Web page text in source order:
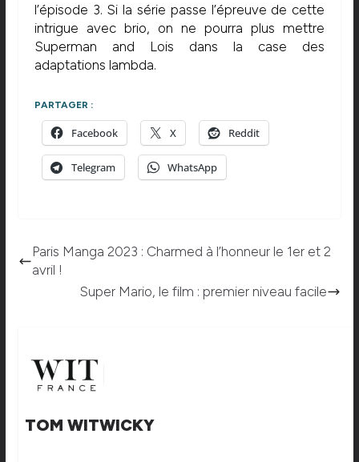
l’épisode 3. Si la série passe l’épreuve de cette
intrigue avec brio, on ne pourra plus mettre
Superman and Lois dans la case des
adaptations lambda.
PARTAGER :
Facebook X Reddit
Telegram WhatsApp
Paris Manga 2023 : Charmed à l’honneur le 1er et 2
avril !
Super Mario, le film : premier niveau facile
TOM WITWICKY